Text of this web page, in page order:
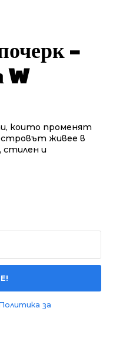
–
W
които променят
живее в
стилен и
за